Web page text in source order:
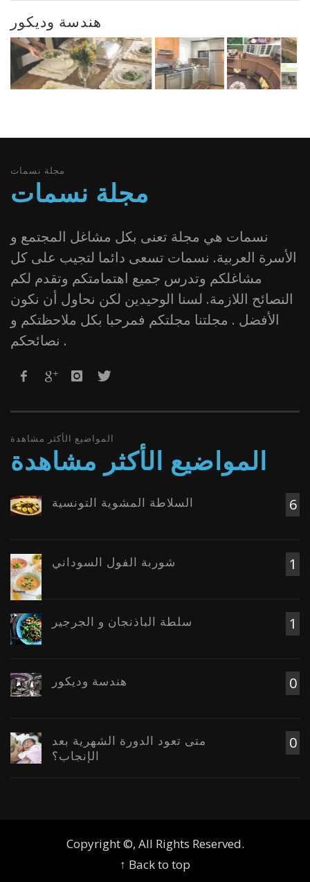
هندسة وديكور
مجلة نسمات
مجلة نسمات
نسمات هي مجلة تعنى بكل مشاغل المجتمع و
الأسرة العربية. نسمات تسعى دائما لتجيب على كل
مشاغلكم وتدرس جميع اهتمامتكم وتقدم لكم
النصائح اللازمة. لسنا الوحيدين لكن نحاول أن نكون
الأفضل . مجلتنا مجلتكم فمرحبا بكل ملاحظتكم و
نصائحكم .
المواضيع الأكثر مشاهدة
المواضيع الأكثر مشاهدة
6 السلاطة المشوية التونسية
1 شوربة الفول السوداني
1 سلطة الباذنجان و الجرجير
0 هندسة وديكور
0
متى تعود الدورة الشهرية بعد
الإنجاب؟
Copyright ©, All Rights Reserved.
↑ Back to top